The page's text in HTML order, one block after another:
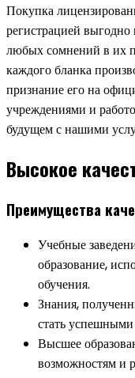
Покупка
регистрацией
любых сомнений в их
каждого бланка
признание его на
учреждениями и
будущем с нашими
Высокое
Преимущества
Учебные
образование,
обучения.
Знания,
стать
Высшее
возможностям и